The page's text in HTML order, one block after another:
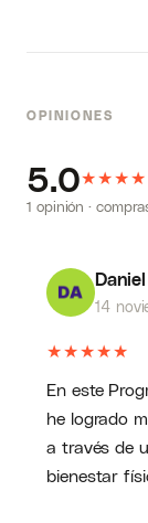
OPINIONES
5.0★★★★
1 opinión ·
Daniel
14
★★★★★
En este
he logrado
a través de
bienestar